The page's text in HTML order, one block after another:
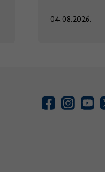
04.08.2026.